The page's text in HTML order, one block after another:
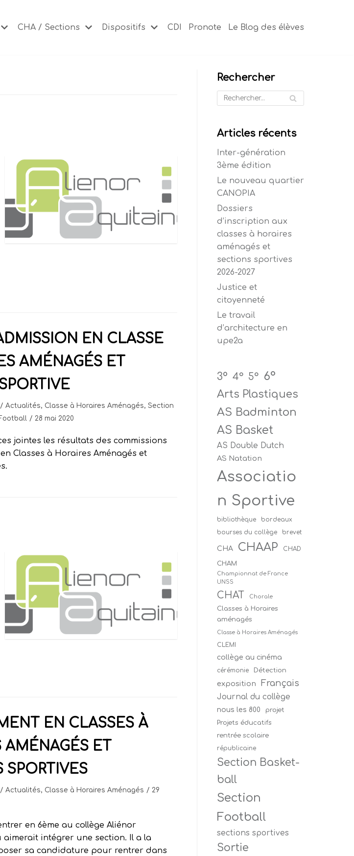
CHA / Sections Dispositifs CDI Pronote Le Blog des élèves
EN CLASSE
AMÉNAGÉS ET
Actualités, Classe à Horaires Aménagés,Section
28 mai 2020
jointes les résultats des commissions
Classes à Horaires Aménagés et
EN CLASSES À
AMÉNAGÉS ET
SPORTIVES
Actualités, Classe à Horaires Aménagés
29
en 6ème au collège Aliénor
aimerait intégrer une section. Il a la
sa candidature pour rentrer dans
Rechercher
Articles récents
Inter-génération
3ème édition
Le nouveau quartier
CANOPIA
Dossiers
d’inscription aux
classes à horaires
aménagés et
sections sportives
2026-2027
Justice et
citoyenneté
Le travail
d’architecture en
upe2a
3° 4° 5° 6°
Arts Plastiques
AS Badminton
AS Basket
AS Double Dutch
AS Natation
Associatio
n Sportive
bibliothèque
bordeaux
bourses du collège
brevet
CHA CHAAP CHAD
CHAM
Championnat de France
UNSS
CHAT Chorale
Classes à Horaires
aménagés
Classe à Horaires Aménagés
CLEMI
collège au cinéma
cérémonie Détection
exposition Français
Journal du collège
nous les 800
projet
Projets éducatifs
rentrée scolaire
républicaine
Section Basket-
ball
Section
Football
sections sportives
Sortie